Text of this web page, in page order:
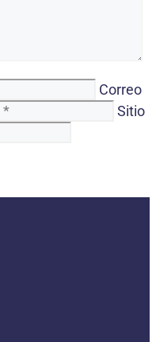
Correo
Sitio